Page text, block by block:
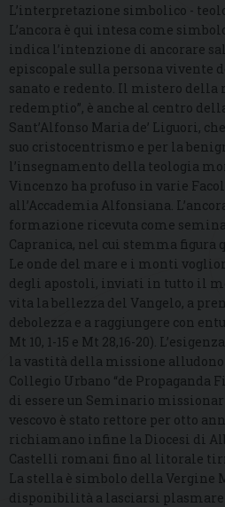
L’interpretazione simbolico -
L’ancora è qui intesa come
indica l’intenzione di ancorare
episcopale sulla persona vivente
sanato e redento. Il mistero della
redemptio”, è anche al centro
Sant’Alfonso Maria de’ Liguori,
suo cristocentrismo e per la
l’insegnamento della teologia
Vincenzo ha profuso in varie
all’Accademia Alfonsiana.
formazione ricevuta come
Capranica, nel cui stemma figura
Le onde del mare e i monti
degli apostoli, inviati in tutto il
vita la bellezza del Vangelo, a
debolezza e a raggiungere con
Mt 10, 1-15 e Mt 28,16-20).
la vastità della missione
Collegio Urbano “de Propaganda
di essere un Seminario
vescovo è stato rettore per otto
richiamano infine la Diocesi di
Castelli romani fino al litorale
La stella è simbolo della Vergine
disponibilità a lasciarsi plasmare